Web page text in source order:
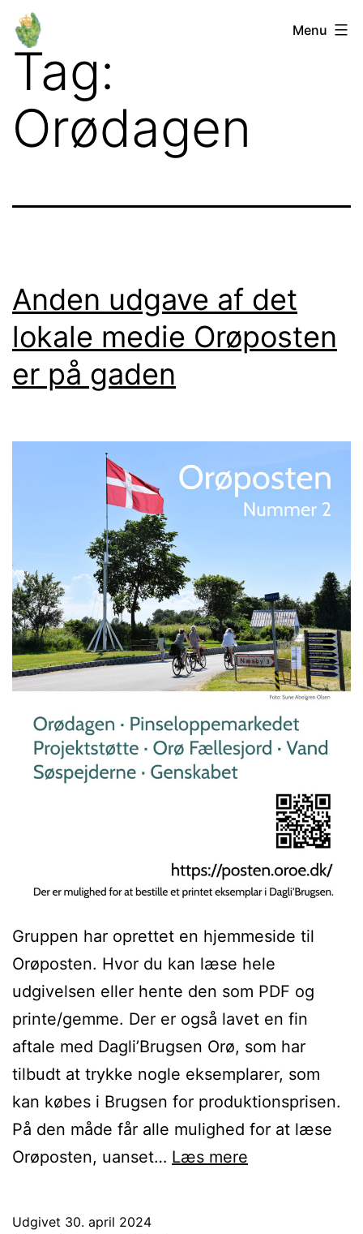
Fortsæt
indhold
Orø
Lokalforum
Menu
Tag:
Orødagen
Anden udgave af det
lokale medie Orøposten
er på gaden
Gruppen har oprettet en hjemmeside til
Orøposten. Hvor du kan læse hele
udgivelsen eller hente den som PDF og
printe/gemme. Der er også lavet en fin
aftale med Dagli’Brugsen Orø, som har
tilbudt at trykke nogle eksemplarer, som
kan købes i Brugsen for produktionsprisen.
På den måde får alle mulighed for at læse
Orøposten, uanset… Læs mere
Udgivet 30. april 2024